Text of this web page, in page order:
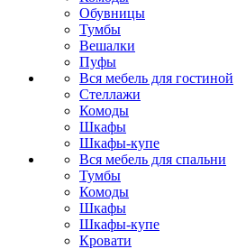
Обувницы
Тумбы
Вешалки
Пуфы
Вся мебель для гостиной
Стеллажи
Комоды
Шкафы
Шкафы-купе
Вся мебель для спальни
Тумбы
Комоды
Шкафы
Шкафы-купе
Кровати